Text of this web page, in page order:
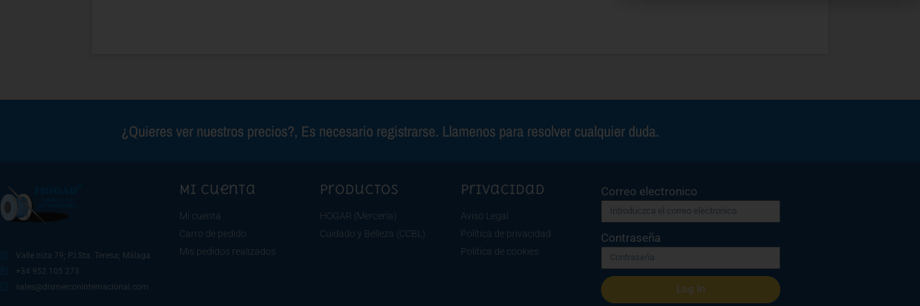
¿Quieres ver nuestros precios?, Es necesario registrarse. Llamenos para resolver cualquier duda.
Valle niza 79; P.I.Sta. Teresa; Málaga
+34 952 105 273
sales@dismerconinternacional.com
Mi cuenta
Mi cuenta
Carro de pedido
Mis pedidos realizados
Productos
HOGAR (Mercería)
Cuidado y Belleza (CCBL)
Privacidad
Aviso Legal
Política de privacidad
Política de cookies
Correo electronico
Contraseña
Log In